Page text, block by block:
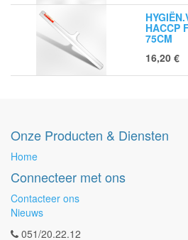
HACCP
75CM
16,20 €
Onze Producten & Diensten
Home
Connecteer met ons
Contacteer ons
Nieuws
051/20.22.12